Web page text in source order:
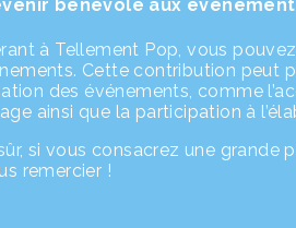
bénévole aux
à Tellement Pop, vous
Cette contribution peut
des événements, comme
ainsi que la participation à
si vous consacrez une
remercier !